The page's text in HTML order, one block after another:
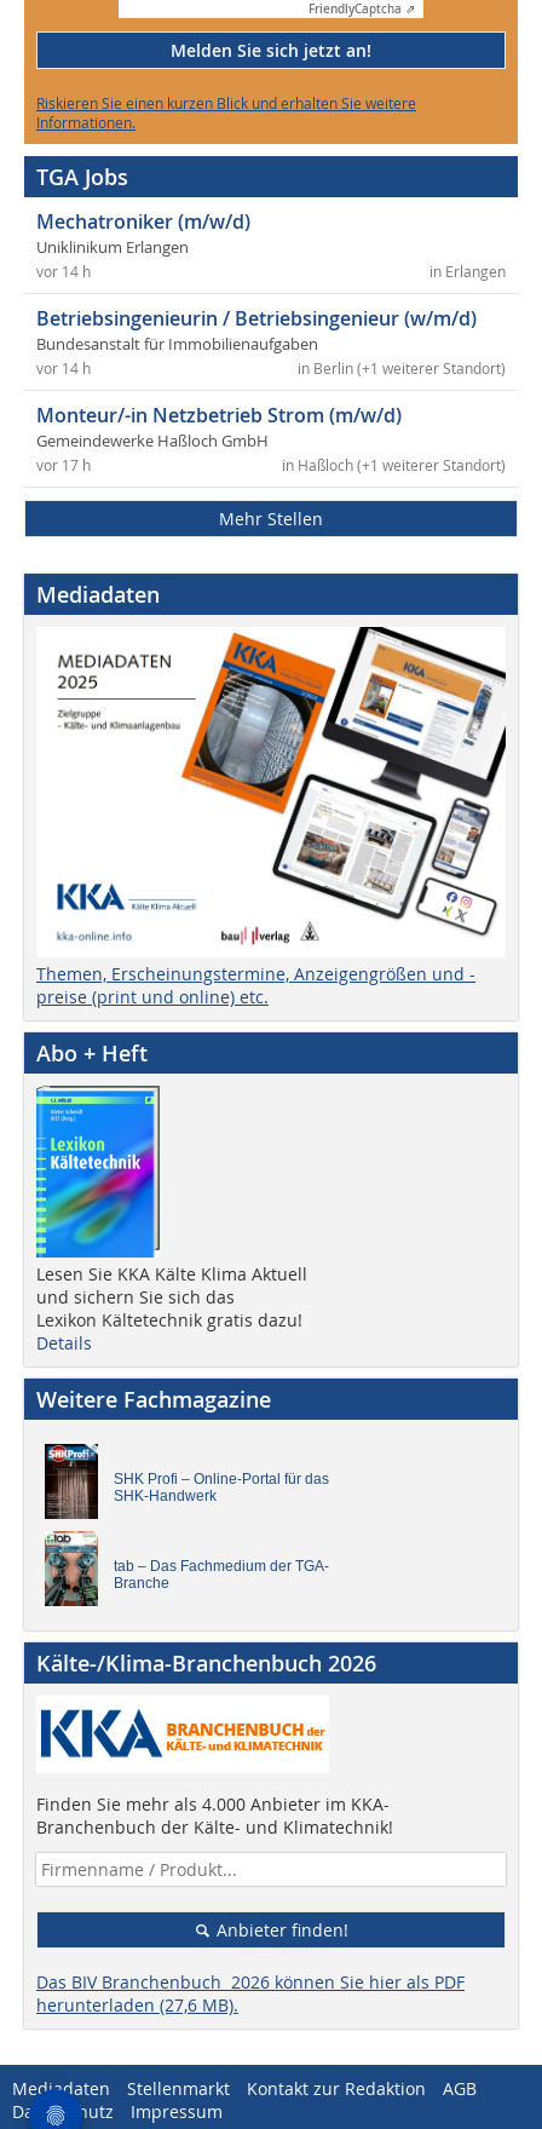
FriendlyCaptcha ⇗
Melden Sie sich jetzt an!
Riskieren Sie einen kurzen Blick und erhalten Sie weitere
Informationen.
TGA Jobs
Mechatroniker (m/w/d)
Uniklinikum Erlangen
in Erlangen
vor 14 h
Betriebsingenieurin / Betriebsingenieur (w/m/d)
Bundesanstalt für Immobilienaufgaben
in Berlin (+1 weiterer Standort)
vor 14 h
Monteur/-in Netzbetrieb Strom (m/w/d)
Gemeindewerke Haßloch GmbH
in Haßloch (+1 weiterer Standort)
vor 17 h
Mehr Stellen
Mediadaten
Themen, Erscheinungstermine, Anzeigengrößen und -
preise (print und online) etc.
Abo + Heft
Lesen Sie KKA Kälte Klima Aktuell
und sichern Sie sich das
Lexikon Kältetechnik gratis dazu!
Details
Weitere Fachmagazine
SHK Profi – Online-Portal für das
SHK-Handwerk
tab – Das Fachmedium der TGA-
Branche
Kälte-/Klima-Branchenbuch 2026
Finden Sie mehr als 4.000 Anbieter im KKA-
Branchenbuch der Kälte- und Klimatechnik!
Anbieter finden!
Das BIV Branchenbuch 2026 können Sie hier als PDF
herunterladen (27,6 MB).
Mediadaten Stellenmarkt Kontakt zur Redaktion
AGB
Datenschutz
Impressum